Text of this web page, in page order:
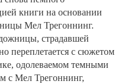
книги на основании
Мел Трегоннинг.
страдавшей
переплетается с сюжетом
одолеваемом темными
с Мел Трегоннинг,